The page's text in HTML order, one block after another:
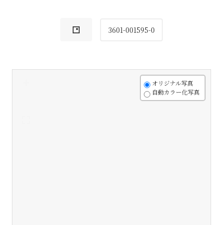
3601-001595-0
オリジナル写真
自動カラー化写真